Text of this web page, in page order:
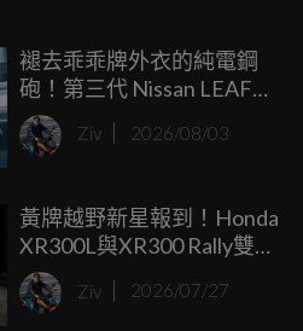
量 660/765 兩車系，有種越來
褪去乖乖牌外衣的純電鋼
砲！第三代 Nissan LEAF
NISMO 日本熱血開賣，
660 萬日圓起享受專屬賽道
Ziv 2026/08/03
黃牌越野新星報到！Honda
XR300L與XR300 Rally雙車
型印度亮相，親民售價搶
攻林道市場
Ziv 2026/07/27